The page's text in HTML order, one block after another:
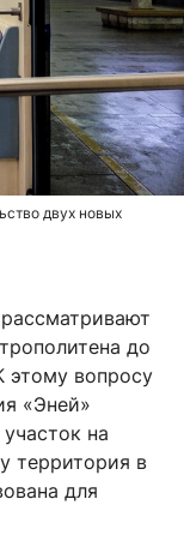
двух новых
до
этому вопросу
«Эней»
на
территория в
для